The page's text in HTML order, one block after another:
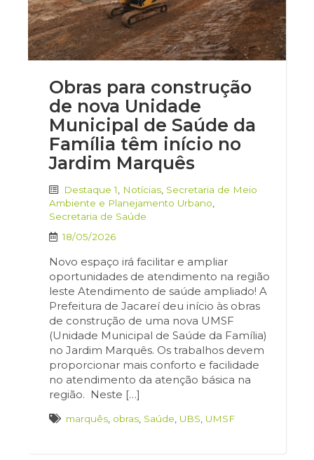
Obras para construção
de nova Unidade
Municipal de Saúde da
Família têm início no
Jardim Marquês
Destaque 1 Notícias Secretaria de Meio
Ambiente e Planejamento Urbano
Secretaria de Saúde
18/05/2026
Novo espaço irá facilitar e ampliar
oportunidades de atendimento na região
leste Atendimento de saúde ampliado! A
Prefeitura de Jacareí deu início às obras
de construção de uma nova UMSF
(Unidade Municipal de Saúde da Família)
no Jardim Marquês. Os trabalhos devem
proporcionar mais conforto e facilidade
no atendimento da atenção básica na
região. Neste […]
marquês obras Saúde UBS UMSF